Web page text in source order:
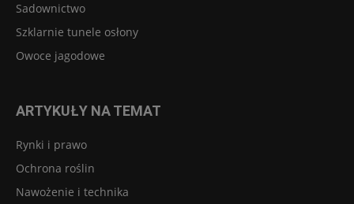
Sadownictwo
Szklarnie tunele osłony
Owoce jagodowe
ARTYKUŁY NA TEMAT
Rynki i prawo
Ochrona roślin
Nawożenie i technika